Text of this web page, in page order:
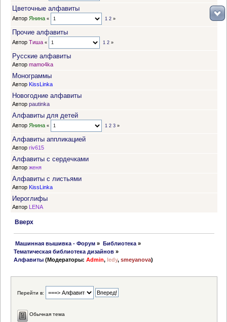
Цветочные алфавиты
Автор Янина « 1 2»
Прочие алфавиты
Автор Тиша « 1 2»
Русские алфавиты
Автор mamo4ka
Монограммы
Автор KissLinka
Новогодние алфавиты
Автор pautinka
Алфавиты для детей
Автор Янина « 1 2 3»
Алфавиты аппликацией
Автор riv615
Алфавиты с сердечками
Автор женя
Алфавиты с листьями
Автор KissLinka
Иероглифы
Автор LENA
Вверх
Машинная вышивка - Форум » Библиотека»
Тематическая библиотека дизайнов »
Алфавиты (Модераторы:Admin, ledy,smeyanova)
Перейти в:
Обычная тема